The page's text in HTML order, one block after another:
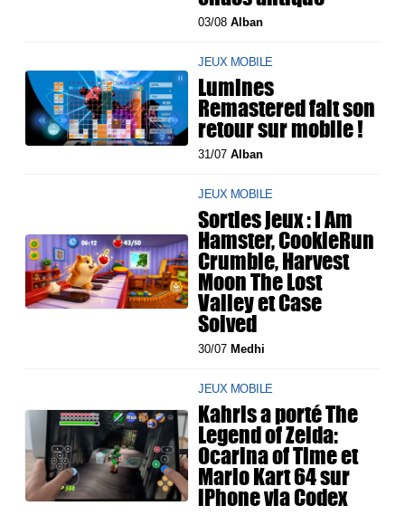
03/08Alban
JEUX MOBILE
Lumines
Remastered fait son
retour sur mobile !
31/07Alban
JEUX MOBILE
Sorties jeux : I Am
Hamster, CookieRun
Crumble, Harvest
Moon The Lost
Valley et Case
Solved
30/07 Medhi
JEUX MOBILE
Kahris a porté The
Legend of Zelda:
Ocarina of Time et
Mario Kart 64 sur
iPhone via Codex